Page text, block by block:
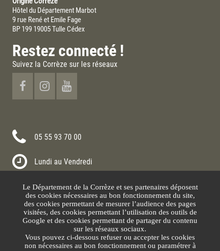
Hôtel du Département Marbot
9 rue René et Emile Fage
BP 199 19005 Tulle Cédex
Restez connecté !
Suivez la Corrèze sur les réseaux
05 55 93 70 00
Lundi au Vendredi
Nous contacter
Le Département de la Corrèze et ses partenaires déposent
des cookies nécessaires au bon fonctionnement du site,
des cookies permettant de mesurer l’audience des pages
visitées, des cookies permettant l’utilisation des outils de
Google et des cookies permettant de partager du contenu
sur les réseaux sociaux.
Vous pouvez ci-dessous refuser ou accepter les cookies
non nécessaires au bon fonctionnement ou paramétrer à